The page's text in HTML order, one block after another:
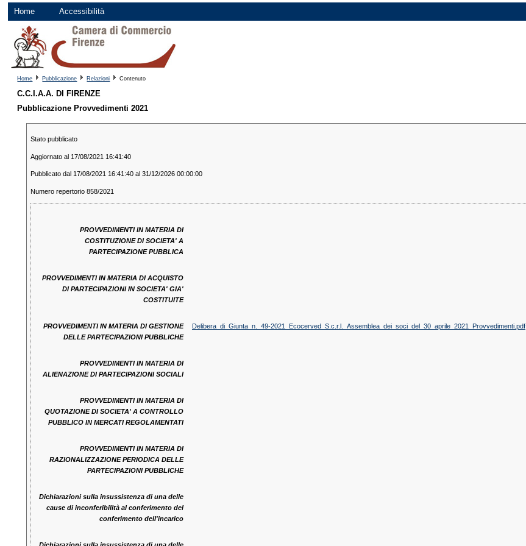
Home Accessibilità
Home Pubblicazione Relazioni Contenuto
C.C.I.A.A. DI FIRENZE
Pubblicazione Provvedimenti 2021
Stato pubblicato
Aggiornato al 17/08/2021 16:41:40
Pubblicato dal 17/08/2021 16:41:40 al 31/12/2026 00:00:00
Numero repertorio 858/2021
PROVVEDIMENTI IN MATERIA DI
COSTITUZIONE DI SOCIETA' A
PARTECIPAZIONE PUBBLICA
PROVVEDIMENTI IN MATERIA DI ACQUISTO
DI PARTECIPAZIONI IN SOCIETA' GIA'
COSTITUITE
PROVVEDIMENTI IN MATERIA DI GESTIONE
DELLE PARTECIPAZIONI PUBBLICHE
Delibera_di_Giunta_n._49-2021_Ecocerved_S.c.r.l._Assemblea_dei_soci_del_30_aprile_2021_Provvedimenti.pdf
PROVVEDIMENTI IN MATERIA DI
ALIENAZIONE DI PARTECIPAZIONI SOCIALI
PROVVEDIMENTI IN MATERIA DI
QUOTAZIONE DI SOCIETA' A CONTROLLO
PUBBLICO IN MERCATI REGOLAMENTATI
PROVVEDIMENTI IN MATERIA DI
RAZIONALIZZAZIONE PERIODICA DELLE
PARTECIPAZIONI PUBBLICHE
Dichiarazioni sulla insussistenza di una delle
cause di inconferibilità al conferimento del
conferimento dell'incarico